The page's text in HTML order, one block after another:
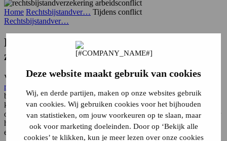
Deze website maakt gebruik van cookies
Wij, en derde partijen, maken op onze websites gebruik
van cookies. Wij gebruiken cookies voor het bijhouden
van statistieken, om jouw voorkeuren op te slaan, maar
ook voor marketing doeleinden. Door op ‘Bekijk alle
cookies’ te klikken, kun je meer lezen over onze cookies
Home Rechtsbijstandver… Tijdens conflict
Rechtsbijstandver…
Rechtsbijstandverzekering afsluiten nog
zin tijdens een conflict?
Vaak denkt men pas aan het afsluiten van een
rechtsbijstandverzekering
bijvoorbeeld als er al een conflict gaande is. Een conflict zit in een
klein hoekje. Of het nu gaat om gedwongen ontslag, een burenruzie
of een verkeersconflict: rechtsbijstand komt dan goed van pas. Maar
heeft het afsluiten van een rechtsbijstandverzekering wel zin tijdens
een lopend conflict?